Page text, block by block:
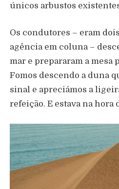
únicos arbustos
Os condutores – eram
agência em coluna –
mar e prepararam a mesa
Fomos descendo a duna
sinal e apreciámos a
refeição. E estava na hora